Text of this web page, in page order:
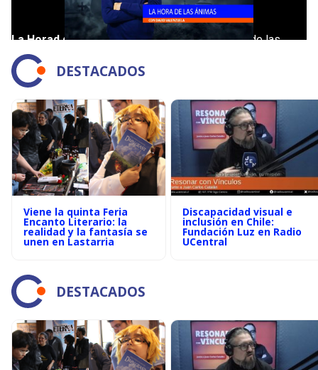
DESTACADOS
Viene la quinta Feria
Encanto Literario: la
realidad y la fantasía se
unen en Lastarria
Discapacidad visual e
inclusión en Chile:
Fundación Luz en Radio
UCentral
DESTACADOS